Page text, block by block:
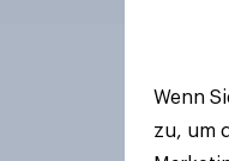
Wenn
zu, um